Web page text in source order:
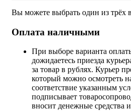
Вы можете выбрать один из трёх
Оплата наличными
При выборе варианта
дожидаетесь приезда
за товар в рублях. Курьер
который можно осмотреть
соответствие указанным
подписывает
вносит денежные средства